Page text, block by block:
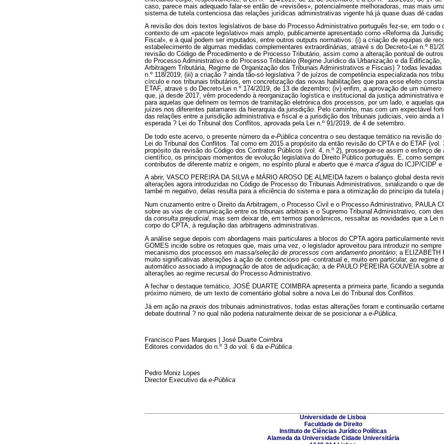
caso, parece mais adequado falar-se então de «revisões», potencialmente melhoradoras, mas mais
sistema de tutela contenciosa das relações jurídicas administrativas vigente há já quase duas dé
A revisão dos dois textos legislativos de base do Processo Administrativo português fez-se, em todo o
contexto de um «pacote legislativo» mais amplo, publicamente apresentado como «Reforma da
Fiscal», e à qual podem ser imputados, entre outros outputs normativos: (i) a criação de equipas de
estabelecimento de algumas medidas complementares extraordinárias, atravé s do Decreto-Lei n.º 81/
revisão do Código de Procedimento e de Processo Tributário, assim como a alteração pontual de
do Processo Administrativo e do Processo Tributário (Regime Jurídico da Urbanização e da Edificação,
Arbitragem Tributária, Regime de Organização dos Tribunais Administrativos e Fiscais) ? todas
n.º 118/2019; (iii) a criação ? ainda tão-só legislativa ? de juízos de competência especializada nos
círculo e nos tribunais tributários, em concretização das novas habilitações que para esse efeito
ETAF, atravé s do Decreto-Lei n.º 174/2019, de 13 de dezembro; (iv) enfim, a aprovação de um
que, já desde 2017, vêm procedendo à reorganização logística e institucional da justiça administrativa
para aquelas que definem os termos de tramitação eletrónica dos processos, por um lado, e aquelas
juízes nos diferentes patamares da hierarquia da jurisdição. Pelo caminho, mas com um expectável
das relações entre a jurisdição administrativa e fiscal e a jurisdição dos tribunais judiciais, veio ainda a
esperada ? Lei do Tribunal dos Conflitos, aprovada pela Lei n.º 91/2019, de 4 de setembro.
De todo este acervo, o presente número da e-Pública concentra o seu destaque temático na revisão
Lei do Tribunal dos Conflitos. Tal como em 2015 a propósito da então revisão do CPTA e do ETAF (vol.
propósito da revisão do Código dos Contratos Públicos (vol. 4, n.º 2), prossegue-se assim o esforço de
científico, os principais momentos de evolução legislativa do Direito Público português. E, como
contributos de diferente matriz e origem, no espírito plural e aberto que é marca d’água do ICJP/CIDP
A abrir, VASCO PEREIRA DA SILVA e MÁRIO AROSO DE ALMEIDA fazem o balanço global desta
alterações agora introduzidas no Código de Processo do Tribunais Administrativos, sinalizando o que
també m negativo, delas resulta para a eficiência do sistema e para a otimização do princípio da tutela
Num cruzamento entre o Direito da Arbitragem, o Processo Civil e o Processo Administrativo, PAULA
sobre as vias de comunicação entre os tribunais arbitrais e o Supremo Tribunal Administrativo, com
da consulta prejudicial, mas sem deixar de, em termos panorâmicos, ressaltar as novidades que a Lei
corpo do CPTA, à regulação das arbitragens administrativas.
A análise segue depois com abordagens mais particulares a blocos do CPTA agora particularmente
GOMES incide sobre os retoques que, mais uma vez, o legislador aproveitou para introduzir no
mecanismo dos processos em massa/seleção de processos com andamento prioritário; a ELIZABETH
muito significativas alterações à ação de contencioso pré -contratual e, muito em particular, ao regime
automático associado à impugnação de atos de adjudicação; a de PAULO PEREIRA GOUVEIA sobre
alterações ao regime recursal do Processo Administrativo.
A fechar o destaque temático, JOSÉ DUARTE COIMBRA apresenta a primeira parte, ficando a
próximo número, de um texto de comentário global sobre a nova Lei do Tribunal dos Conflitos.
Já em ação na praxis dos tribunais administrativos, todas estas alterações foram e continuarão
debate doutrinal ? no qual não poderia naturalmente deixar de se posicionar a e-Pública
Francisco Paes Marques | José Duarte Coimbra
Editores convidados do n.º 3 do vol. 6 da e-Pública
Pedro Moniz Lopes
Director Executivo da e-Pública
Universidade de Lisboa
Faculdade de Direito
Instituto de Ciências Jurídico Políticas
Alameda da Universidade Cidade Universitária